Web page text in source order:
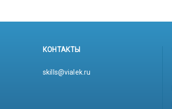
КОНТАКТЫ
skills@vialek.ru